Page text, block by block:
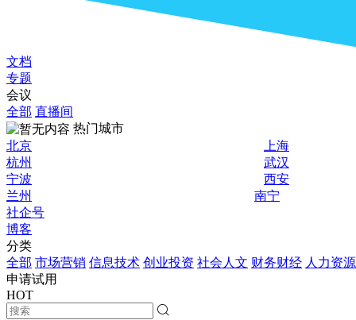
文档
专题
会议
全部 直播间
热门城市
北京
上海
杭州
武汉
宁波
西安
兰州
南宁
社企号
博客
分类
全部 市场营销 信息技术 创业投资 社会人文 财务财经 人力资源
申请试用
HOT